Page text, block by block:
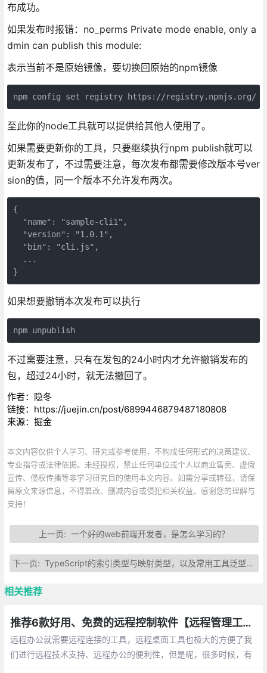
布成功。
如果发布时报错：no_perms Private mode enable, only a
dmin can publish this module:
表示当前不是原始镜像，要切换回原始的npm镜像
npm config set registry https://registry.npmjs.org/
至此你的node工具就可以提供给其他人使用了。
如果需要更新你的工具，只要继续执行npm publish就可以
更新发布了，不过需要注意，每次发布都需要修改版本号ver
sion的值，同一个版本不允许发布两次。
{
  "name": "sample-cli1",
  "version": "1.0.1",
  "bin": "cli.js",
  ...
}
如果想要撤销本次发布可以执行
npm unpublish
不过需要注意，只有在发包的24小时内才允许撤销发布的
包，超过24小时，就无法撤回了。
作者：隐冬
链接：https://juejin.cn/post/6899446879487180808
来源：掘金
本文内容仅供个人学习、研究或参考使用，不构成任何形式的决策建议、
专业指导或法律依据。未经授权，禁止任何单位或个人以商业售卖、虚假
宣传、侵权传播等非学习研究目的使用本文内容。如需分享或转载，请保
留原文来源信息，不得篡改、删减内容或侵犯相关权益。感谢您的理解与
支持！
上一页: 一个好的web前端开发者，是怎么学习的？
下一页:TypeScript的索引类型与映射类型，以及常用工具泛型的实现
相关推荐
推荐6款好用、免费的远程控制软件【远程管理工具】
远程办公就需要远程连接的工具，远程桌面工具也极大的方便了我
们进行远程技术支持、远程办公的便利性，但是呢，很多时候，有